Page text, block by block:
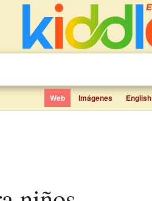
Web Imágenes English